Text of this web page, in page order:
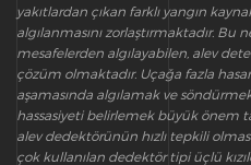
yakıtlardan çıkan farklı yangın
algılanmasını zorlaştırmaktadır.
mesafelerden algılayabilen, alev
çözüm olmaktadır. Uçağa fazla
aşamasında algılamak ve
hassasiyeti belirlemek büyük önem
alev dedektörünün hızlı tepkili
çok kullanılan dedektör tipi üçlü